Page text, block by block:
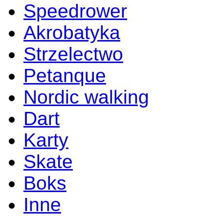
Speedrower
Akrobatyka
Strzelectwo
Petanque
Nordic walking
Dart
Karty
Skate
Boks
Inne